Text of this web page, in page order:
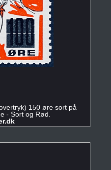
150 øre sort på
- Sort og Rød.